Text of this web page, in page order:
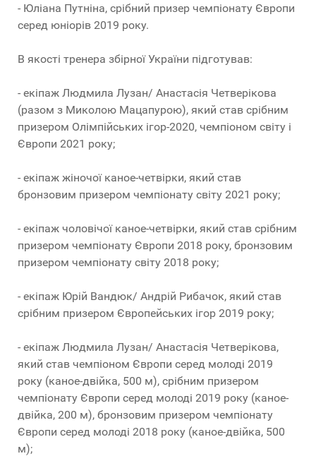
- Юліана Путніна, срібний призер чемпіонату Європи
серед юніорів 2019 року.
В якості тренера збірної України підготував:
- екіпаж Людмила Лузан/ Анастасія Четверікова
(разом з Миколою Мацапурою), який став срібним
призером Олімпійських ігор-2020, чемпіоном світу і
Європи 2021 року;
- екіпаж жіночої каное-четвірки, який став
бронзовим призером чемпіонату світу 2021 року;
- екіпаж чоловічої каное-четвірки, який став срібним
призером чемпіонату Європи 2018 року, бронзовим
призером чемпіонату світу 2018 року;
- екіпаж Юрій Вандюк/ Андрій Рибачок, який став
срібним призером Європейських ігор 2019 року;
- екіпаж Людмила Лузан/ Анастасія Четверікова,
який став чемпіоном Європи серед молоді 2019
року (каное-двійка, 500 м), срібним призером
чемпіонату Європи серед молоді 2019 року (каное-
двійка, 200 м), бронзовим призером чемпіонату
Європи серед молоді 2018 року (каное-двійка, 500
м);